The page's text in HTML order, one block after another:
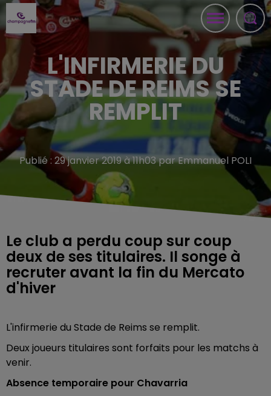
L'INFIRMERIE DU
STADE DE REIMS SE
REMPLIT
Publié : 29 janvier 2019 à 11h03 par Emmanuel POLI
Le club a perdu coup sur coup
deux de ses titulaires. Il songe à
recruter avant la fin du Mercato
d'hiver
L'infirmerie du Stade de Reims se remplit.
Deux joueurs titulaires sont forfaits pour les matchs à
venir.
Absence temporaire pour Chavarria